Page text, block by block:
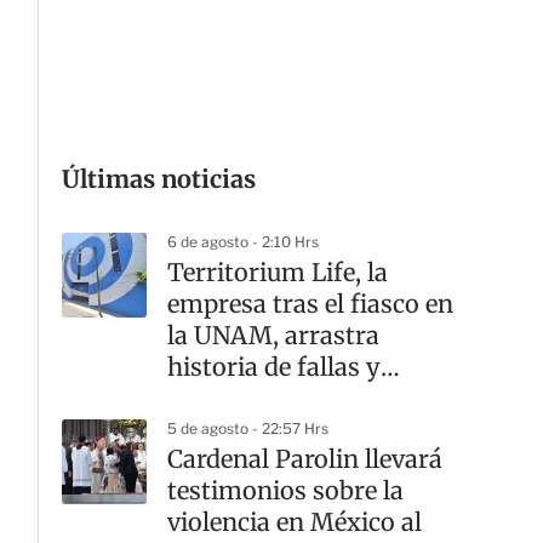
Últimas noticias
6 de agosto - 2:10 Hrs
Territorium Life, la
empresa tras el fiasco en
la UNAM, arrastra
historia de fallas y
5 de agosto - 22:57 Hrs
Cardenal Parolin llevará
testimonios sobre la
violencia en México al